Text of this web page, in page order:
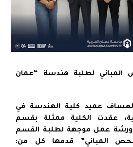
لطلبة هندسة “عمان
العساف عميد كلية الهندسة في
عقدت الكلية ممثلة بقسم
ورشة عمل موجهة لطلبة القسم
المباني” قدمها كل من: